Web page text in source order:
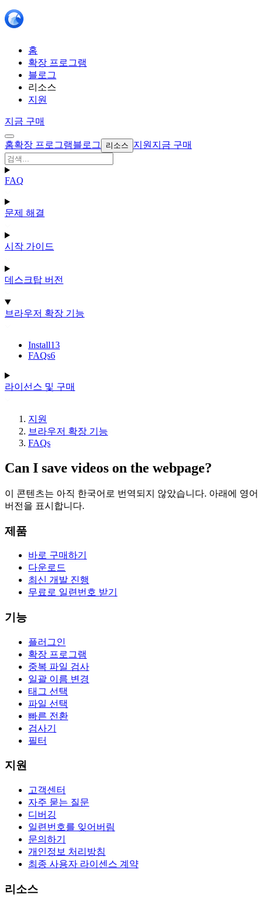
홈
확장 프로그램
블로그
리소스
지원
지금 구매
홈확장 프로그램블로그 리소스 지원 지금 구매
FAQ
문제 해결
시작 가이드
데스크탑 버전
브라우저 확장 기능
Install13
FAQs6
라이선스 및 구매
지원
브라우저 확장 기능
FAQs
Can I save videos on the webpage?
이 콘텐츠는 아직 한국어로 번역되지 않았습니다. 아래에 영어
버전을 표시합니다.
제품
바로 구매하기
다운로드
최신 개발 진행
무료로 일련번호 받기
기능
플러그인
확장 프로그램
중복 파일 검사
일괄 이름 변경
태그 선택
파일 선택
빠른 전환
검사기
필터
지원
고객센터
자주 묻는 질문
디버깅
일련번호를 잊어버림
문의하기
개인정보 처리방침
최종 사용자 라이센스 계약
리소스